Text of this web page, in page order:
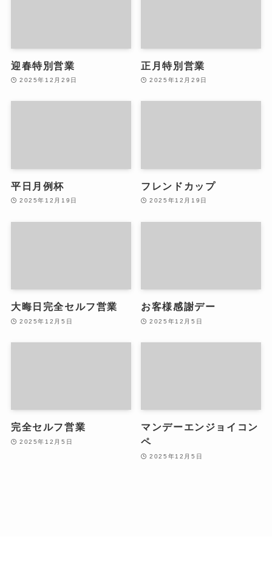
迎春特別営業
2025年12月29日
正月特別営業
2025年12月29日
平日月例杯
2025年12月19日
フレンドカップ
2025年12月19日
大晦日完全セルフ営業
2025年12月5日
お客様感謝デー
2025年12月5日
完全セルフ営業
2025年12月5日
マンデーエンジョイコン
ペ
2025年12月5日